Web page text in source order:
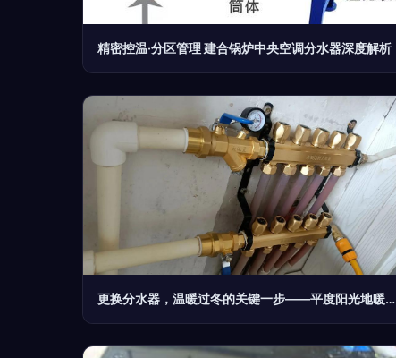
精密控温·分区管理 建合锅炉中央空调分水器深度解析
更换分水器，温暖过冬的关键一步——平度阳光地暖清洗全记录